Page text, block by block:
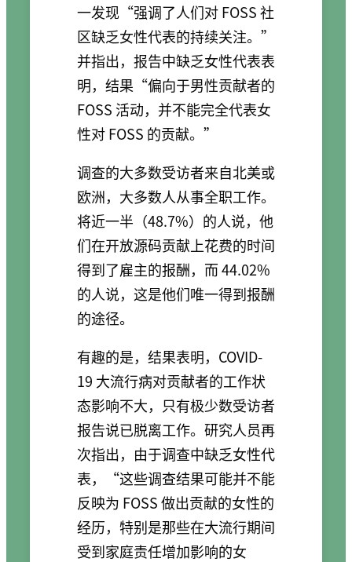
一发现“强调了人们对 FOSS 社
区缺乏女性代表的持续关注。”
并指出，报告中缺乏女性代表表
明，结果“偏向于男性贡献者的
FOSS 活动，并不能完全代表女
性对 FOSS 的贡献。”
调查的大多数受访者来自北美或
欧洲，大多数人从事全职工作。
将近一半（48.7%）的人说，他
们在开放源码贡献上花费的时间
得到了雇主的报酬，而 44.02%
的人说，这是他们唯一得到报酬
的途径。
有趣的是，结果表明，COVID-
19 大流行病对贡献者的工作状
态影响不大，只有极少数受访者
报告说已脱离工作。研究人员再
次指出，由于调查中缺乏女性代
表，“这些调查结果可能并不能
反映为 FOSS 做出贡献的女性的
经历，特别是那些在大流行期间
受到家庭责任增加影响的女